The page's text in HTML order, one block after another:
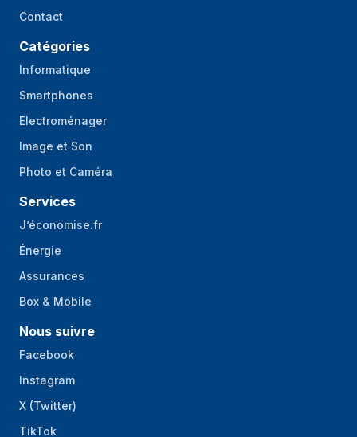
Contact
Catégories
Informatique
Smartphones
Electroménager
Image et Son
Photo et Caméra
Services
J’économise.fr
Énergie
Assurances
Box & Mobile
Nous suivre
Facebook
Instagram
X (Twitter)
TikTok